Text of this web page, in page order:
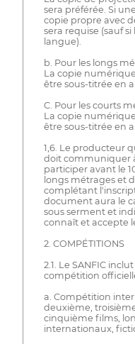
sera préférée. Si
copie propre avec
sera requise (sauf
langue).
b. Pour les longs
La copie
être sous-titrée en
C. Pour les courts
La copie
être sous-titrée en
1,6. Le producteur
doit communiquer
participer avant le
longs métrages et
complétant
document aura le
sous serment et
connaît et accepte
2. COMPÉTITIONS
2.1. Le SANFIC
compétition
a. Compétition
deuxième,
cinquième films,
internationaux,